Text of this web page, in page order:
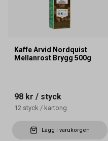
Kaffe Arvid Nordquist
Mellanrost Brygg 500g
98 kr / styck
12 styck / kartong
Lägg i varukorgen